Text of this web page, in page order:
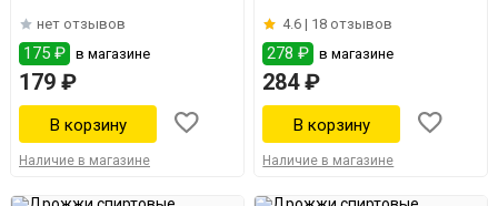
нет отзывов
175 ₽ в магазине
179 ₽
Наличие в магазине
4.6 | 18 отзывов
278 ₽ в магазине
284 ₽
Наличие в магазине